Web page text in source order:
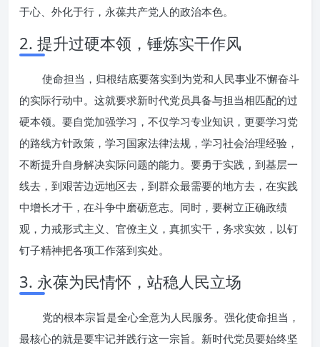
于心、外化于行，永葆共产党人的政治本色。
2. 提升过硬本领，锤炼实干作风
使命担当，归根结底要落实到为党和人民事业不懈奋斗
的实际行动中。这就要求新时代党员具备与担当相匹配的过
硬本领。要自觉加强学习，不仅学习专业知识，更要学习党
的路线方针政策，学习国家法律法规，学习社会治理经验，
不断提升自身解决实际问题的能力。要勇于实践，到基层一
线去，到艰苦边远地区去，到群众最需要的地方去，在实践
中增长才干，在斗争中磨砺意志。同时，要树立正确政绩
观，力戒形式主义、官僚主义，真抓实干，务求实效，以钉
钉子精神把各项工作落到实处。
3. 永葆为民情怀，站稳人民立场
党的根本宗旨是全心全意为人民服务。强化使命担当，
最核心的就是要牢记并践行这一宗旨。新时代党员要始终坚